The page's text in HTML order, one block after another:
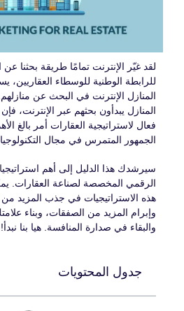
لقد غيّر الإنترنت تمامًا طريقة بحثنا
المنازل الإنترنت في البحث عن
المنازل يبدأون بحثهم عبر الإنترنت،
فعال لاستراتيجية العقارات أمر بالغ
الجمهور المتمرس في مجال التكنولوجيا.
سيرشدك هذا الدليل إلى أهم
الرقمي المخصصة لصناعة العقارات.
هذه الاستراتيجيات في جذب المزيد من
وإبرام المزيد من الصفقات، وبناء
والبقاء في صدارة المنافسة. هيا بنا نبدأ!
جدول المحتويات